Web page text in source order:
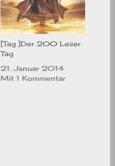
[Tag ]Der 200 Leser
Tag
21. Januar 2014
Mit 1 Kommentar